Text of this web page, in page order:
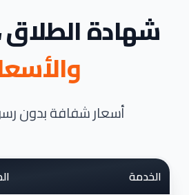
شهادة الطلاق
أسعار شفافة بدون
الخدمة